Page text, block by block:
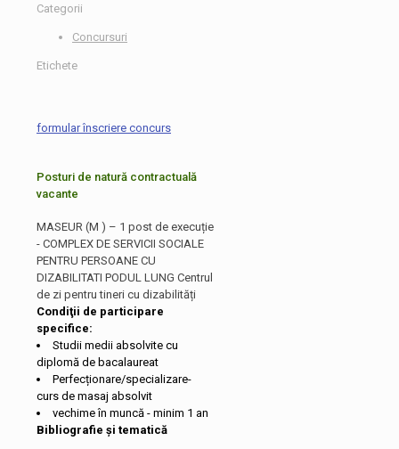
Categorii
Concursuri
Etichete
formular înscriere concurs
Posturi de natură contractuală
vacante
MASEUR (M ) – 1 post de execuție
- COMPLEX DE SERVICII SOCIALE
PENTRU PERSOANE CU
DIZABILITATI PODUL LUNG Centrul
de zi pentru tineri cu dizabilități
Condiţii de participare
specifice:
Studii medii absolvite cu
diplomă de bacalaureat
Perfecționare/specializare-
curs de masaj absolvit
vechime în muncă - minim 1 an
Bibliografie și tematică